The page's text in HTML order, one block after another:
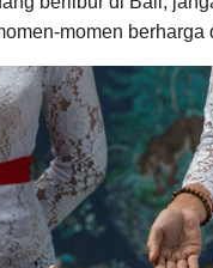
momen berharga